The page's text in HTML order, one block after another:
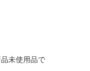
未使用品で